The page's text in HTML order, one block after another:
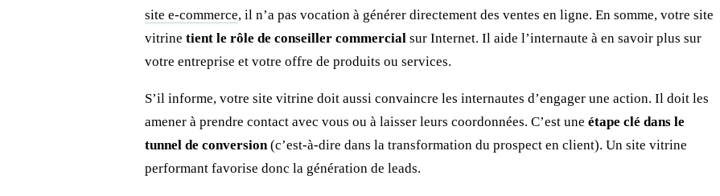
site e-commerce, il n’a pas vocation à générer directement des ventes en ligne. En somme, votre site
vitrine tient le rôle de conseiller commercial sur Internet. Il aide l’internaute à en savoir plus sur
votre entreprise et votre offre de produits ou services.
S’il informe, votre site vitrine doit aussi convaincre les internautes d’engager une action. Il doit les
amener à prendre contact avec vous ou à laisser leurs coordonnées. C’est une étape clé dans le
tunnel de conversion(c’est-à-dire dans la transformation du prospect en client). Un site vitrine
performant favorise donc la génération de leads.